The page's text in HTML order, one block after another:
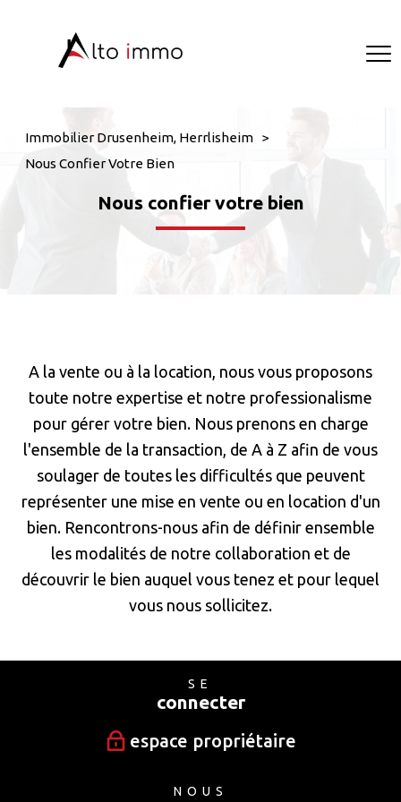
Immobilier Drusenheim, Herrlisheim
Nous Confier Votre Bien
nous confier votre bien
A la vente ou à la location, nous vous proposons
toute notre expertise et notre professionalisme
pour gérer votre bien. Nous prenons en charge
l'ensemble de la transaction, de A à Z afin de vous
soulager de toutes les difficultés que peuvent
représenter une mise en vente ou en location d'un
bien. Rencontrons-nous afin de définir ensemble
les modalités de notre collaboration et de
découvrir le bien auquel vous tenez et pour lequel
vous nous sollicitez.
SE
connecter
espace propriétaire
NOUS